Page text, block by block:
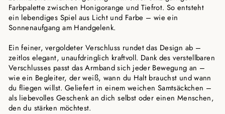
Farbpalette zwischen Honigorange und Tiefrot. So entsteht
ein lebendiges Spiel aus Licht und Farbe – wie ein
Sonnenaufgang am Handgelenk.
Ein feiner, vergoldeter Verschluss rundet das Design ab –
zeitlos elegant, unaufdringlich kraftvoll. Dank des verstellbaren
Verschlusses passt das Armband sich jeder Bewegung an –
wie ein Begleiter, der weiß, wann du Halt brauchst und wann
du fliegen willst. Geliefert in einem weichen Samtsäckchen –
als liebevolles Geschenk an dich selbst oder einen Menschen,
den du stärken möchtest.